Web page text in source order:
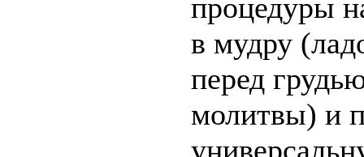
процедуры
в мудру
перед
молитвы) и